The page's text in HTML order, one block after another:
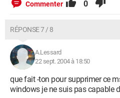
Commenter 0
RÉPONSE 7 / 8
A.Lessard
22 sept. 2004 à 18:50
que fait -ton pour supprimer ce
windows je ne suis pas capable